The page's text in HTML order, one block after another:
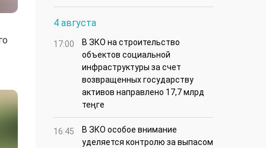
4 августа
17:00
В ЗКО на строительство
объектов социальной
инфраструктуры за счет
возвращенных государству
активов направлено 17,7 млрд
теңге
16:45
В ЗКО особое внимание
уделяется контролю за выпасом